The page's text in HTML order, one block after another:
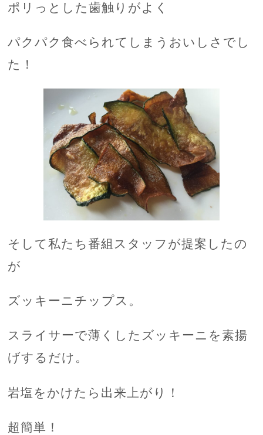
ポリっとした歯触りがよく
パクパク食べられてしまうおいしさでし
た！
そして私たち番組スタッフが提案したの
が
ズッキーニチップス。
スライサーで薄くしたズッキーニを素揚
げするだけ。
岩塩をかけたら出来上がり！
超簡単！